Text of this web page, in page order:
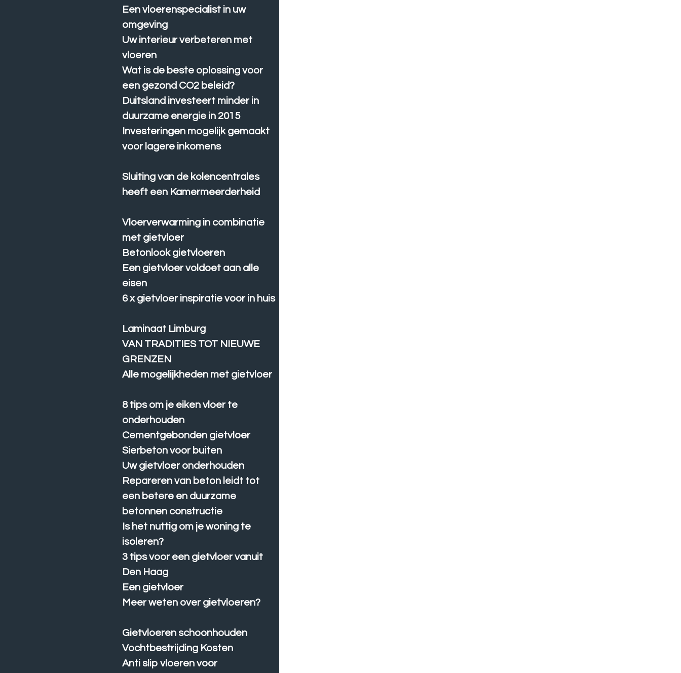
Een vloerenspecialist in uw
omgeving
Uw interieur verbeteren met
vloeren
Wat is de beste oplossing voor
een gezond CO2 beleid?
Duitsland investeert minder in
duurzame energie in 2015
Investeringen mogelijk gemaakt
voor lagere inkomens
Sluiting van de kolencentrales
heeft een Kamermeerderheid
Vloerverwarming in combinatie
met gietvloer
Betonlook gietvloeren
Een gietvloer voldoet aan alle
eisen
6 x gietvloer inspiratie voor in huis
Laminaat Limburg
VAN TRADITIES TOT NIEUWE
GRENZEN
Alle mogelijkheden met gietvloer
8 tips om je eiken vloer te
onderhouden
Cementgebonden gietvloer
Sierbeton voor buiten
Uw gietvloer onderhouden
Repareren van beton leidt tot
een betere en duurzame
betonnen constructie
Is het nuttig om je woning te
isoleren?
3 tips voor een gietvloer vanuit
Den Haag
Een gietvloer
Meer weten over gietvloeren?
Gietvloeren schoonhouden
Vochtbestrijding Kosten
Anti slip vloeren voor